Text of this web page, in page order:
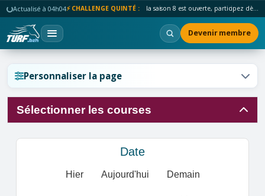
Actualisé à 04h04⚡ CHALLENGE QUINTÉ : la saison 8 est ouverte, participez dès maintenant !
Devenir membre
Personnaliser la page
Sélectionner les courses
Date
Hier Aujourd'hui Demain
Réinitialiser l'affichage ?
Réinitialiser